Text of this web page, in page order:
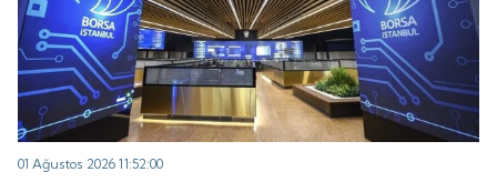
01 Ağustos 2026 11:52:00